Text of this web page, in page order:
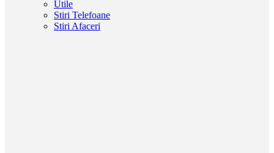
Utile
Stiri Telefoane
Stiri Afaceri